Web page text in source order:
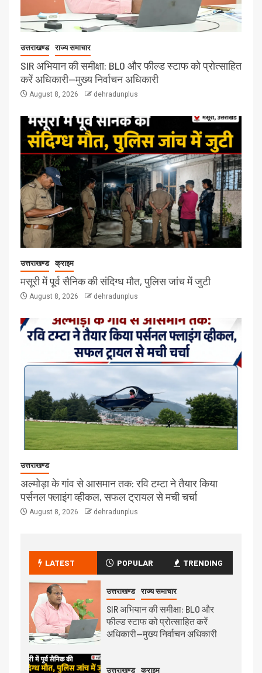
उत्तराखण्ड राज्य समाचार
SIR अभियान की समीक्षा: BLO और फील्ड स्टाफ को प्रोत्साहित
करें अधिकारी—मुख्य निर्वाचन अधिकारी
August 8, 2026 dehradunplus
उत्तराखण्ड क्राइम
मसूरी में पूर्व सैनिक की संदिग्ध मौत, पुलिस जांच में जुटी
August 8, 2026 dehradunplus
उत्तराखण्ड
अल्मोड़ा के गांव से आसमान तक: रवि टम्टा ने तैयार किया
पर्सनल फ्लाइंग व्हीकल, सफल ट्रायल से मची चर्चा
August 8, 2026 dehradunplus
LATEST POPULAR TRENDING
उत्तराखण्ड राज्य समाचार
SIR अभियान की समीक्षा: BLO और
फील्ड स्टाफ को प्रोत्साहित करें
अधिकारी—मुख्य निर्वाचन अधिकारी
उत्तराखण्ड क्राइम